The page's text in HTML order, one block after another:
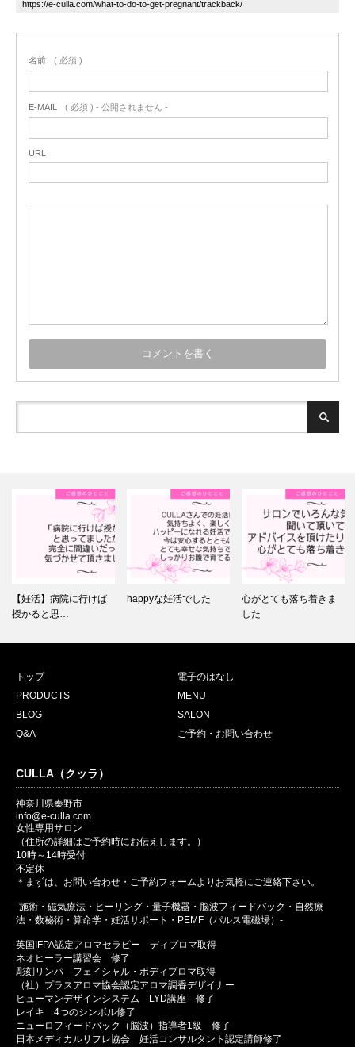
名前 ( 必須 )
E-MAIL ( 必須 ) - 公開されません -
URL
【妊活】病院に行けば
授かると思…
happyな妊活でした
心がとても落ち着きま
した
トップ
電子のはなし
PRODUCTS
MENU
BLOG
SALON
Q&A
ご予約・お問い合わせ
CULLA（クッラ）
神奈川県秦野市
info@e-culla.com
女性専用サロン
（住所の詳細はご予約時にお伝えします。）
10時～14時受付
不定休
＊まずは、お問い合わせ・ご予約フォームよりお気軽にご連絡下さい。
-施術・磁気療法・ヒーリング・量子機器・脳波フィードバック・自然療
法・数秘術・算命学・妊活サポート・PEMF（パルス電磁場）-
英国IFPA認定アロマセラピー ディプロマ取得
ネオヒーラー講習会 修了
彫刻リンパ フェイシャル・ボディプロマ取得
（社）プラスアロマ協会認定アロマ調香デザイナー
ヒューマンデザインシステム LYD講座 修了
レイキ 4つのシンボル修了
ニューロフィードバック（脳波）指導者1級 修了
日本メディカルリフレ協会 妊活コンサルタント認定講師修了